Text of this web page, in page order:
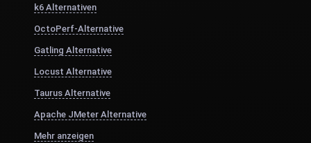
k6 Alternativen
OctoPerf-Alternative
Gatling Alternative
Locust Alternative
Taurus Alternative
Apache JMeter Alternative
Mehr anzeigen